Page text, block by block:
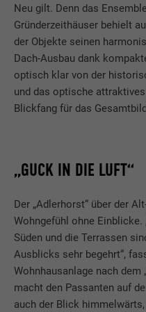
Neu gilt. Denn das
Gründerzeithäuser behielt
der Objekte seinen
Dach-Ausbau dank
optisch klar von der
und das optische
Blickfang für das
„GUCK IN DIE LUFT“
Der „Adlerhorst“ über der
Wohngefühl ohne
Süden und die Terrassen
Ausblicks sehr begehrt“,
Wohnhausanlage nach dem
macht den Passanten auf
auch der Blick